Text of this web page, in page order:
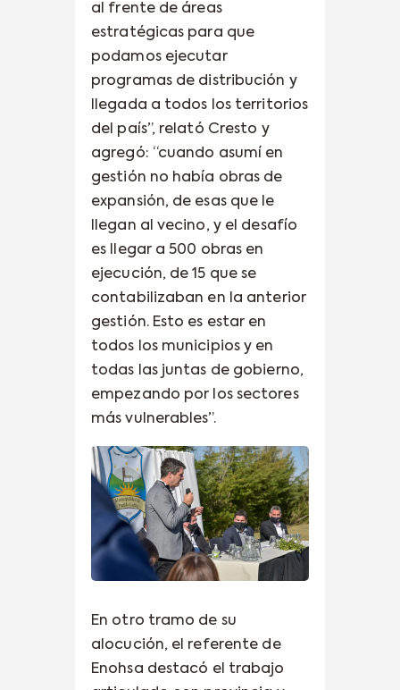
al frente de áreas
estratégicas para que
podamos ejecutar
programas de distribución y
llegada a todos los territorios
del país”, relató Cresto y
agregó: “cuando asumí en
gestión no había obras de
expansión, de esas que le
llegan al vecino, y el desafío
es llegar a 500 obras en
ejecución, de 15 que se
contabilizaban en la anterior
gestión. Esto es estar en
todos los municipios y en
todas las juntas de gobierno,
empezando por los sectores
más vulnerables”.
En otro tramo de su
alocución, el referente de
Enohsa destacó el trabajo